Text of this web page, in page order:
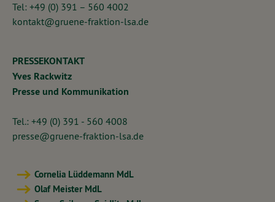
Tel: +49 (0) 391 – 560 4002
kontakt@gruene-fraktion-lsa.de
PRESSEKONTAKT
Yves Rackwitz
Presse und Kommunikation
Tel.: +49 (0) 391 - 560 4008
presse@gruene-fraktion-lsa.de
Cornelia Lüddemann MdL
Olaf Meister MdL